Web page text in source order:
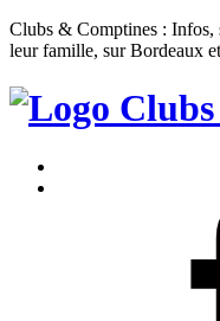
Clubs & Comptines : Infos,
leur famille, sur Bordeaux
Clubs
Comptines